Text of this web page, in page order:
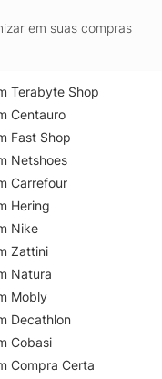
em suas compras
Terabyte Shop
Centauro
Fast Shop
Netshoes
Carrefour
Hering
Nike
Zattini
Natura
Mobly
Decathlon
Cobasi
Compra Certa